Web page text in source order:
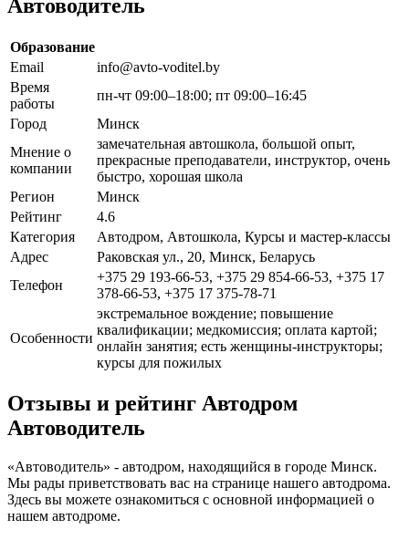
Автоводитель
Образование
Email
info@avto-voditel.by
Время
работы
пн-чт 09:00–18:00; пт 09:00–16:45
Город
Минск
Мнение о
компании
замечательная автошкола, большой опыт,
прекрасные преподаватели, инструктор, очень
быстро, хорошая школа
Регион
Минск
Рейтинг
4.6
Категория
Автодром, Автошкола, Курсы и мастер-классы
Адрес
Раковская ул., 20, Минск, Беларусь
Телефон
+375 29 193-66-53, +375 29 854-66-53, +375 17
378-66-53, +375 17 375-78-71
Особенности
экстремальное вождение; повышение
квалификации; медкомиссия; оплата картой;
онлайн занятия; есть женщины-инструкторы;
курсы для пожилых
Отзывы и рейтинг Автодром
Автоводитель
«Автоводитель» - автодром, находящийся в городе Минск.
Мы рады приветствовать вас на странице нашего автодрома.
Здесь вы можете ознакомиться с основной информацией о
нашем автодроме.